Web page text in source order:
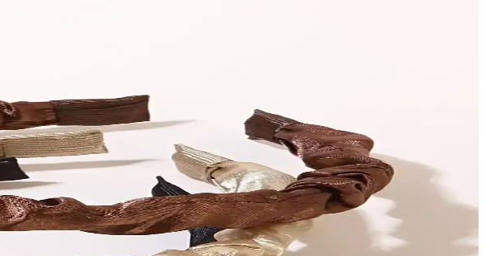
elbise özellikleri, kullanıcı yorumları ve seçim ipuçlarıyla size rehberlik ediyor.
keşfedin, özel günlerinizde fark yaratın.